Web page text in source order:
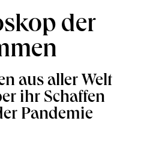
der
aus aller Welt
ihr Schaffen
Pandemie